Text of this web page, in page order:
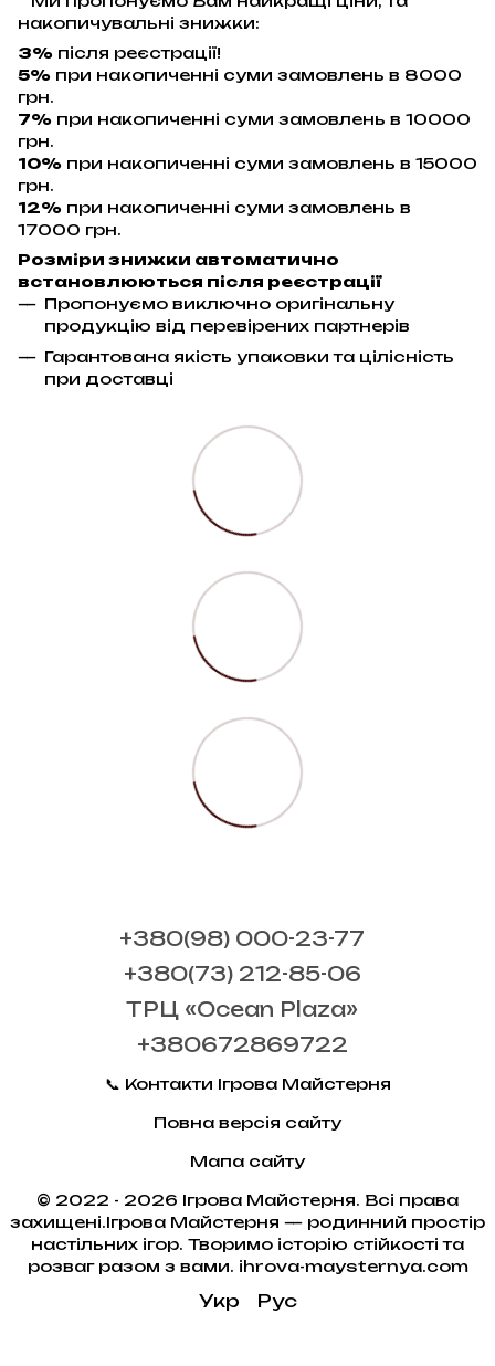
накопичувальні знижки:
3% після реєстрації!
5% при накопиченні суми замовлень в 8000
грн.
7% при накопиченні суми замовлень в 10000
грн.
10% при накопиченні суми замовлень в 15000
грн.
12% при накопиченні суми замовлень в
17000 грн.
Розміри знижки автоматично
встановлюються після реєстрації
Пропонуємо виключно оригінальну
продукцію від перевірених партнерів
Гарантована якість упаковки та цілісність
при доставці
+380(98) 000-23-77
+380(73) 212-85-06
ТРЦ «Ocean Plaza»
+380672869722
📞 Контакти Ігрова Майстерня
Повна версія сайту
Мапа сайту
© 2022 - 2026 Ігрова Майстерня. Всі права
захищені.Ігрова Майстерня — родинний простір
настільних ігор. Творимо історію стійкості та
розваг разом з вами. ihrova-maysternya.com
Укр Рус